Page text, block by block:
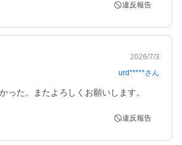
違反報告
2026/7/3
urd*****さん
った。またよろしくお願いします。
違反報告